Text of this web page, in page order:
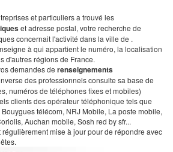
et particuliers a trouvé les
et adresse postal, votre recherche de
concernait l'activité dans la ville de .
à qui appartient le numéro, la localisation
d'autres régions de France.
demandes de renseignements
des professionnels consulte sa base de
numéros de téléphones fixes et mobiles)
clients des opérateur téléphonique tels que
télécom, NRJ Mobile, La poste mobile,
Auchan mobile, Sosh red by sfr...
mise à jour pour de répondre avec